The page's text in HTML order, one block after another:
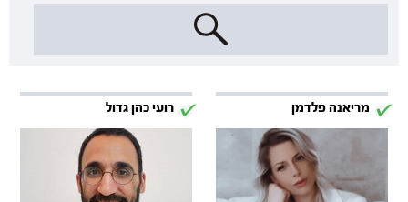
מריאנה פלדמן רועי כהן גדול